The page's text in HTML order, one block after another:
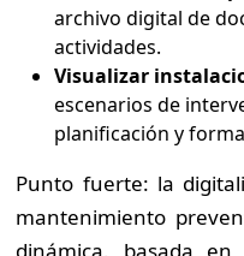
archivo digital de
actividades.
Visualizar
escenarios de
planificación y
Punto fuerte: la
mantenimiento
dinámica, basada